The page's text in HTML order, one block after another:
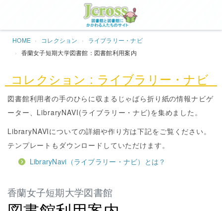
HOME コレクション
ライブラリー・ナビ
香蘭女子短期大学図書館：図書館利用案内
コレクション : ライブラリー・ナビ
図書館利用者の手のひらに収まるじゃばら折り紙の情報ナビゲ
ーター、LibraryNAVI(ライブラリー・ナビ)を集めました。
LibraryNAVIについての詳細や作り方は下記をご覧ください。
テンプレートもダウンロードしていただけます。
LibraryNavi（ライブラリー・ナビ）とは？
香蘭女子短期大学図書館